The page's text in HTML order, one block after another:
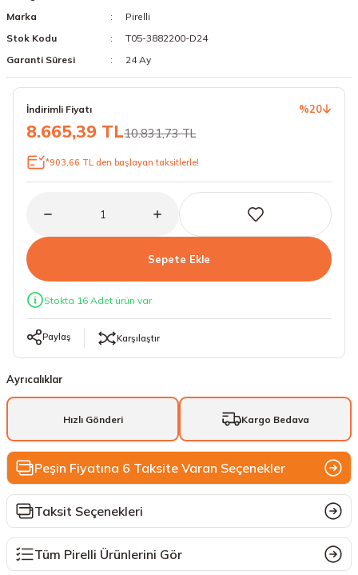
21 Lastikler
24 Lastikler
Marka
Pirelli
Stok Kodu
T05-3882200-D24
Garanti Süresi
24 Ay
İndirimli Fiyatı %20
8.665,39 TL10.831,73 TL
*903,66 TL den başlayan taksitlerle!
Sepete Ekle
Stokta 16 Adet ürün var
Paylaş Karşılaştır
Ayrıcalıklar
Hızlı Gönderi Kargo Bedava
Peşin Fiyatına 6 Taksite Varan Seçenekler
Taksit Seçenekleri
Tüm Pirelli Ürünlerini Gör